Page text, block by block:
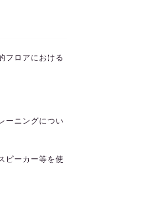
フロアにおける
ーニングについ
ピーカー等を使